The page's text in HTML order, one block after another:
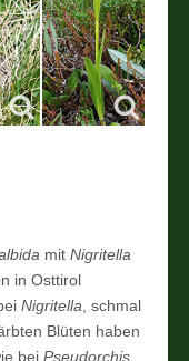
mitNigritella
in Osttirol
Nigritella , schmal
Blüten haben
beiPseudorchis